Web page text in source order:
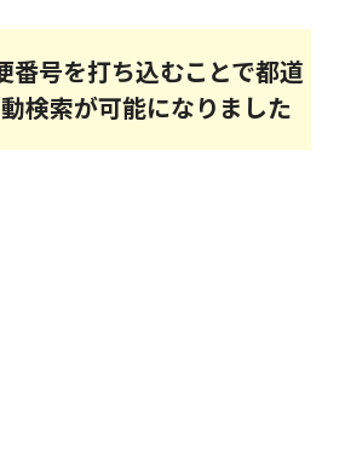
番号を打ち込むことで都道
検索が可能になりました